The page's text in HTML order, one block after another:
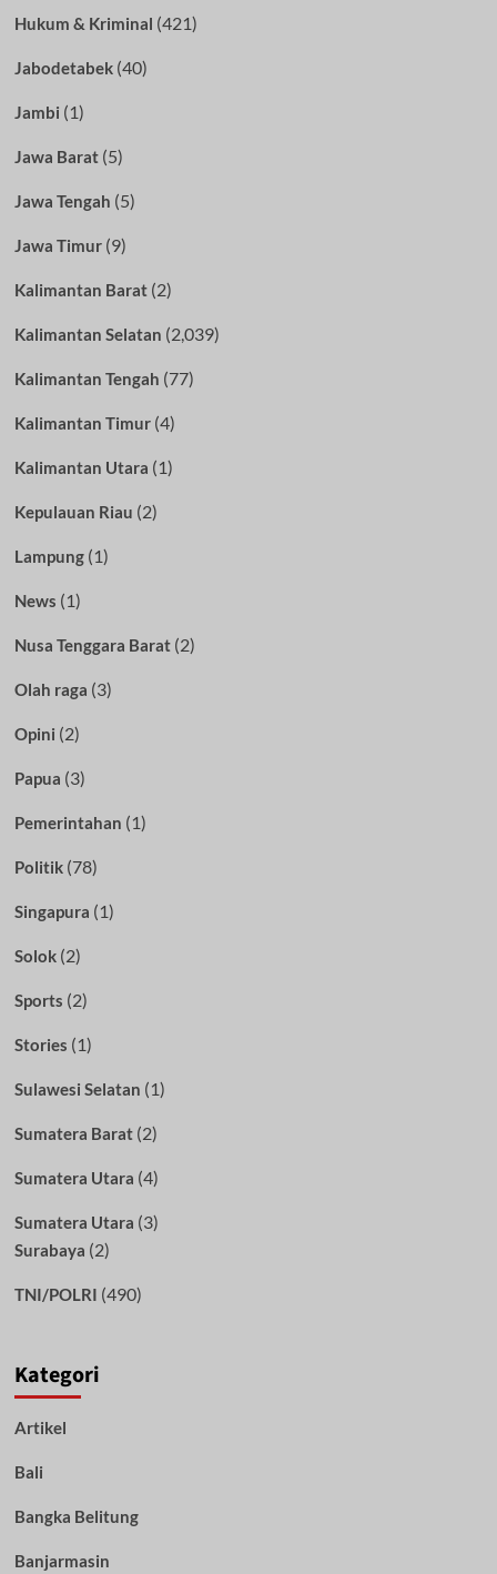
Hukum & Kriminal (421)
Jabodetabek(40)
Jambi (1)
Jawa Barat(5)
Jawa Tengah (5)
Jawa Timur(9)
Kalimantan Barat(2)
Kalimantan Selatan (2,039)
Kalimantan Tengah (77)
Kalimantan Timur(4)
Kalimantan Utara (1)
Kepulauan Riau (2)
Lampung(1)
News (1)
Nusa Tenggara Barat(2)
Olah raga (3)
Opini (2)
Papua (3)
Pemerintahan (1)
Politik(78)
Singapura (1)
Solok(2)
Sports (2)
Stories (1)
Sulawesi Selatan (1)
Sumatera Barat(2)
Sumatera Utara (4)
Sumatera Utara (3)
Surabaya (2)
TNI/POLRI (490)
Kategori
Artikel
Bali
Bangka Belitung
Banjarmasin